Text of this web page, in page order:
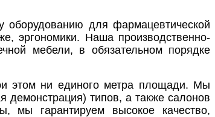
оборудованию для фармацевтической
эргономики. Наша производственно-
мебели, в обязательном порядке
этом ни единого метра площади. Мы
демонстрация) типов, а также салонов
мы гарантируем высокое качество,